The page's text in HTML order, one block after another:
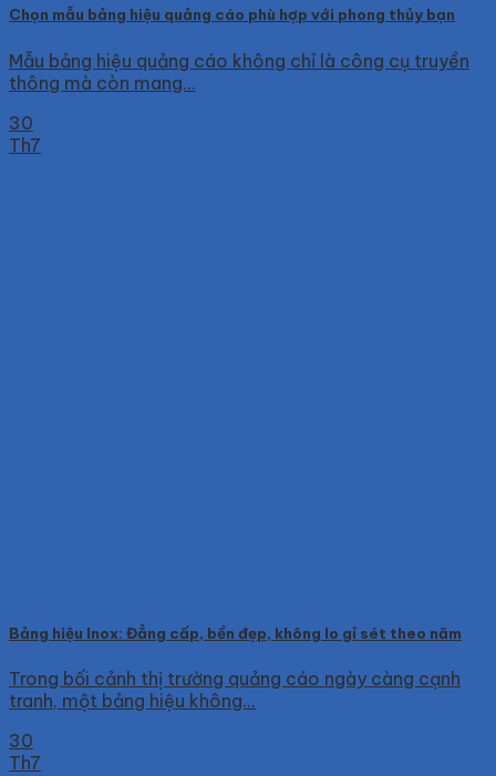
Chọn mẫu bảng hiệu quảng cáo phù hợp với phong thủy bạn
Mẫu bảng hiệu quảng cáo không chỉ là công cụ truyền
thông mà còn mang...
30
Th7
Bảng hiệu Inox: Đẳng cấp, bền đẹp, không lo gỉ sét theo năm
Trong bối cảnh thị trường quảng cáo ngày càng cạnh
tranh, một bảng hiệu không...
30
Th7